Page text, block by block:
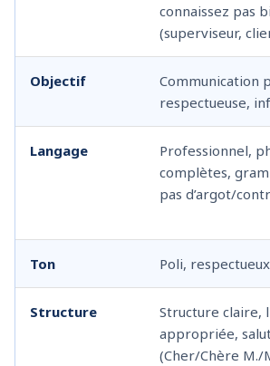
connaissez pas
(superviseur,
Objectif
Communication
respectueuse,
Langage
Professionnel,
complètes,
pas d’argot/
Ton Poli, respectueux
Structure
Structure claire,
appropriée,
(Cher/Chère M./